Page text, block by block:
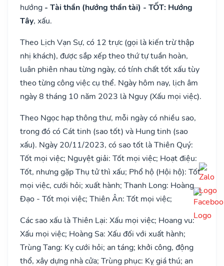
hướng - Tài thần (hướng thần tài) - TỐT: Hướng
Tây, xấu.
Theo Lịch Vạn Sự, có 12 trực (gọi là kiến trừ thập
nhị khách), được sắp xếp theo thứ tự tuần hoàn,
luân phiên nhau từng ngày, có tính chất tốt xấu tùy
theo từng công việc cụ thể. Ngày hôm nay, lịch âm
ngày 8 tháng 10 năm 2023 là Nguy (Xấu mọi việc).
Theo Ngọc hạp thông thư, mỗi ngày có nhiều sao,
trong đó có Cát tinh (sao tốt) và Hung tinh (sao
xấu). Ngày 20/11/2023, có sao tốt là Thiên Quý:
Tốt mọi việc; Nguyệt giải: Tốt mọi việc; Hoạt điệu:
Tốt, nhưng gặp Thụ tử thì xấu; Phổ hộ (Hội hộ): Tốt
mọi việc, cưới hỏi; xuất hành; Thanh Long: Hoàng
Đạo - Tốt mọi việc; Thiên Ân: Tốt mọi việc;
Các sao xấu là Thiên Lại: Xấu mọi việc; Hoang vu:
Xấu mọi việc; Hoàng Sa: Xấu đối với xuất hành;
Trùng Tang: Kỵ cưới hỏi; an táng; khởi công, động
thổ, xây dựng nhà cửa; Trùng phục: Kỵ giá thú; an